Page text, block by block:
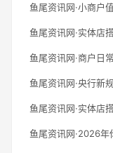
鱼尾资讯网·小商户
鱼尾资讯网·实体店
鱼尾资讯网·商户日
鱼尾资讯网·央行新
鱼尾资讯网·实体店
鱼尾资讯网·2026